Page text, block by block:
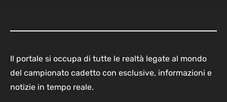
Il portale si occupa di tutte le realtà legate al mondo
del campionato cadetto con esclusive, informazioni e
notizie in tempo reale.